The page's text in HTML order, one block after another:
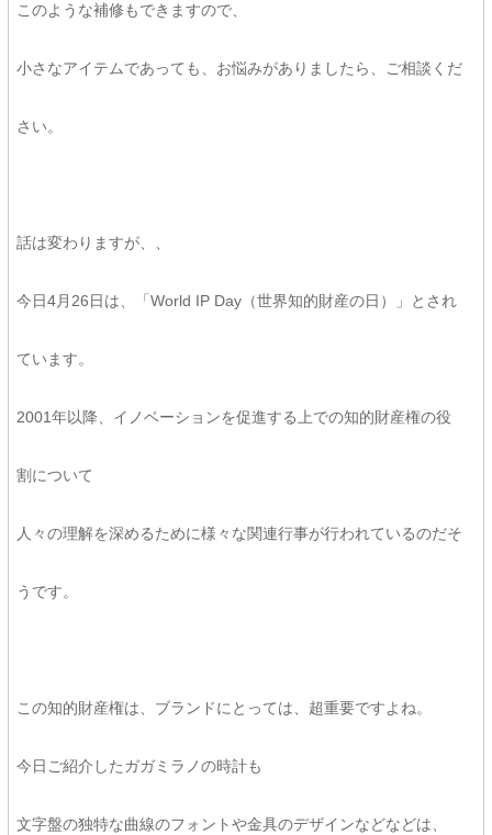
このような補修もできますので、
小さなアイテムであっても、お悩みがありましたら、ご相談くだ
さい。
話は変わりますが、、
今日4月26日は、「World IP Day（世界知的財産の日）」とされ
ています。
2001年以降、イノベーションを促進する上での知的財産権の役
割について
人々の理解を深めるために様々な関連行事が行われているのだそ
うです。
この知的財産権は、ブランドにとっては、超重要ですよね。
今日ご紹介したガガミラノの時計も
文字盤の独特な曲線のフォントや金具のデザインなどなどは、